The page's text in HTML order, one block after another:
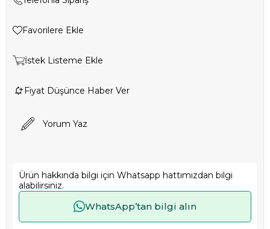
Favorilere Ekle
İstek Listeme Ekle
Fiyat Düşünce Haber Ver
Yorum Yaz
Ürün hakkında bilgi için Whatsapp hattımızdan bilgi
alabilirsiniz.
WhatsApp’tan bilgi alın